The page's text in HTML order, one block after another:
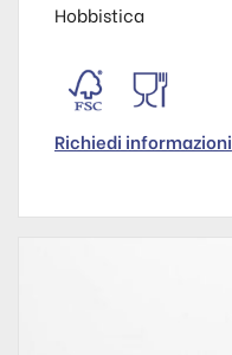
Hobbistica
Richiedi informazioni